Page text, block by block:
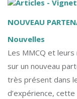
NOUVEAU
Nouvelles
Les MMCQ et
sur un nouveau
très présent dans
d’expérience,